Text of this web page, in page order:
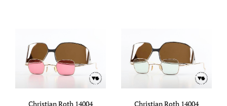
Christian Roth 14004
Christian Roth 14004